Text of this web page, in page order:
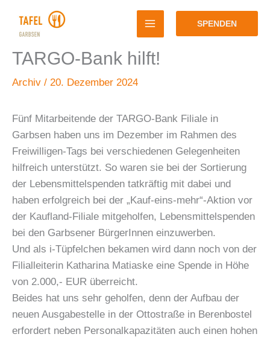
Inhalt
springen
SPENDEN
TARGO-Bank hilft!
Archiv / 20. Dezember 2024
Fünf Mitarbeitende der TARGO-Bank Filiale in
Garbsen haben uns im Dezember im Rahmen des
Freiwilligen-Tags bei verschiedenen Gelegenheiten
hilfreich unterstützt. So waren sie bei der Sortierung
der Lebensmittelspenden tatkräftig mit dabei und
haben erfolgreich bei der „Kauf-eins-mehr“-Aktion vor
der Kaufland-Filiale mitgeholfen, Lebensmittelspenden
bei den Garbsener BürgerInnen einzuwerben.
Und als i-Tüpfelchen bekamen wird dann noch von der
Filialleiterin Katharina Matiaske eine Spende in Höhe
von 2.000,- EUR überreicht.
Beides hat uns sehr geholfen, denn der Aufbau der
neuen Ausgabestelle in der Ottostraße in Berenbostel
erfordert neben Personalkapazitäten auch einen hohen